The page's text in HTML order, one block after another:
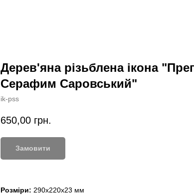
Дерев'яна різьблена ікона
Серафим Саровський"
ik-pss
650,00 грн.
Замовити
Розміри: 290х220х23 мм